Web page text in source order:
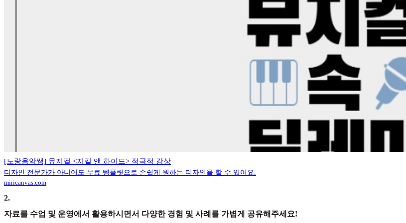
[노랑음악쌤] 뮤지컬 <지킬 앤 하이드> 적극적 감상
디자인 전문가가 아니어도 무료 템플릿으로 손쉽게 원하는 디자인을 할 수 있어요.
miricanvas.com
2.
자료를 수업 및 운영에서 활용하시면서 다양한 경험 및 사례를 가볍게 공유해주세요!